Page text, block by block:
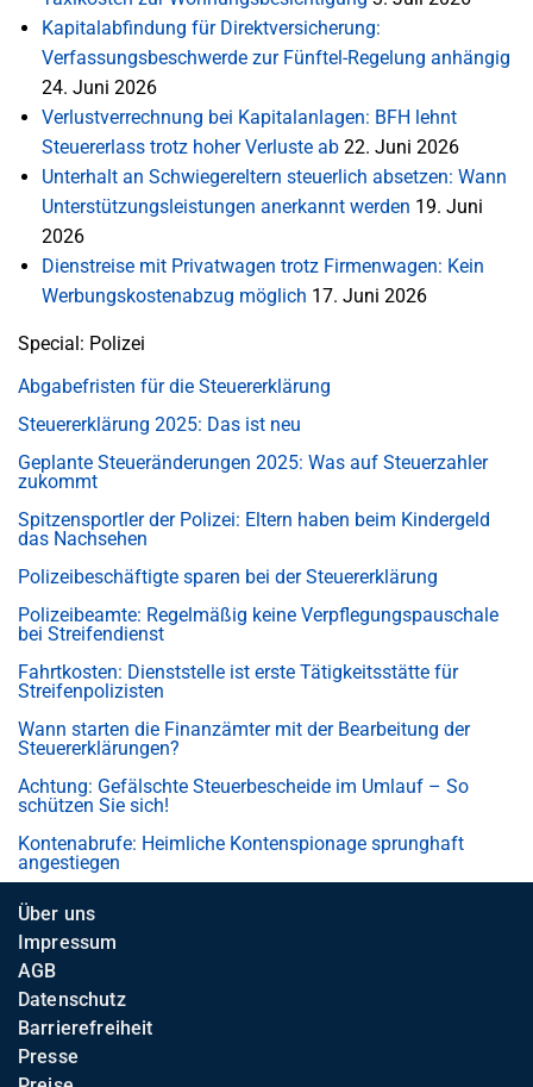
Kapitalabfindung für Direktversicherung:
Verfassungsbeschwerde zur Fünftel-Regelung anhängig
24. Juni 2026
Verlustverrechnung bei Kapitalanlagen: BFH lehnt
Steuererlass trotz hoher Verluste ab 22. Juni 2026
Unterhalt an Schwiegereltern steuerlich absetzen: Wann
Unterstützungsleistungen anerkannt werden 19. Juni
2026
Dienstreise mit Privatwagen trotz Firmenwagen: Kein
Werbungskostenabzug möglich 17. Juni 2026
Special: Polizei
Abgabefristen für die Steuererklärung
Steuererklärung 2025: Das ist neu
Geplante Steueränderungen 2025: Was auf Steuerzahler
zukommt
Spitzensportler der Polizei: Eltern haben beim Kindergeld
das Nachsehen
Polizeibeschäftigte sparen bei der Steuererklärung
Polizeibeamte: Regelmäßig keine Verpflegungspauschale
bei Streifendienst
Fahrtkosten: Dienststelle ist erste Tätigkeitsstätte für
Streifenpolizisten
Wann starten die Finanzämter mit der Bearbeitung der
Steuererklärungen?
Achtung: Gefälschte Steuerbescheide im Umlauf – So
schützen Sie sich!
Kontenabrufe: Heimliche Kontenspionage sprunghaft
angestiegen
Über uns
Impressum
AGB
Datenschutz
Barrierefreiheit
Presse